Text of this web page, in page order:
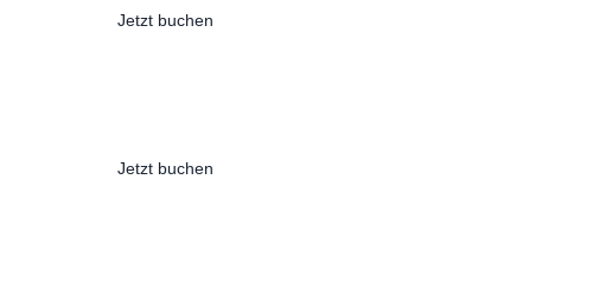
Jetzt buchen
Jetzt buchen